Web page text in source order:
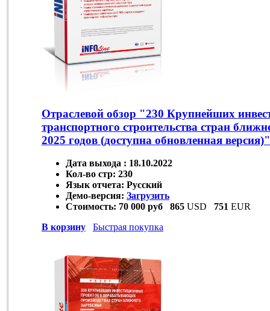
Отраслевой обзор "230 Крупнейших
транспортного строительства стран
2025 годов (доступна обновленная версия)"
Дата выхода : 18.10.2022
Кол-во стр: 230
Язык отчета: Русский
Демо-версия: Загрузить
Стоимость: 70 000 руб 865 USD 751 EUR
В корзину
Быстрая покупка